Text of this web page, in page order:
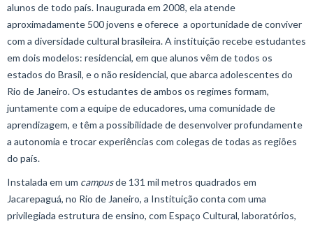
alunos de todo país. Inaugurada em 2008, ela atende
aproximadamente 500 jovens e oferece a oportunidade de conviver
com a diversidade cultural brasileira. A instituição recebe estudantes
em dois modelos: residencial, em que alunos vêm de todos os
estados do Brasil, e o não residencial, que abarca adolescentes do
Rio de Janeiro. Os estudantes de ambos os regimes formam,
juntamente com a equipe de educadores, uma comunidade de
aprendizagem, e têm a possibilidade de desenvolver profundamente
a autonomia e trocar experiências com colegas de todas as regiões
do país.
Instalada em um campusde 131 mil metros quadrados em
Jacarepaguá, no Rio de Janeiro, a Instituição conta com uma
privilegiada estrutura de ensino, com Espaço Cultural, laboratórios,